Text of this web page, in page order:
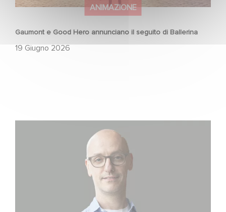
ANIMAZIONE
Gaumont e Good Hero annunciano il seguito di Ballerina
19 Giugno 2026
Gaumont USA Acquires OPUS, an Investigation into the